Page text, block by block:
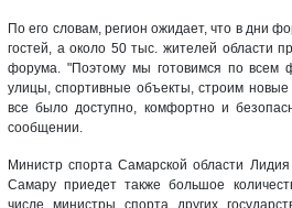
По его словам, регион ожидает, что в дни
гостей, а около 50 тыс. жителей области
форума. "Поэтому мы готовимся по всем
улицы, спортивные объекты, строим новые
все было доступно, комфортно и
сообщении.
Министр спорта Самарской области
Самару приедет также большое
числе министры спорта других